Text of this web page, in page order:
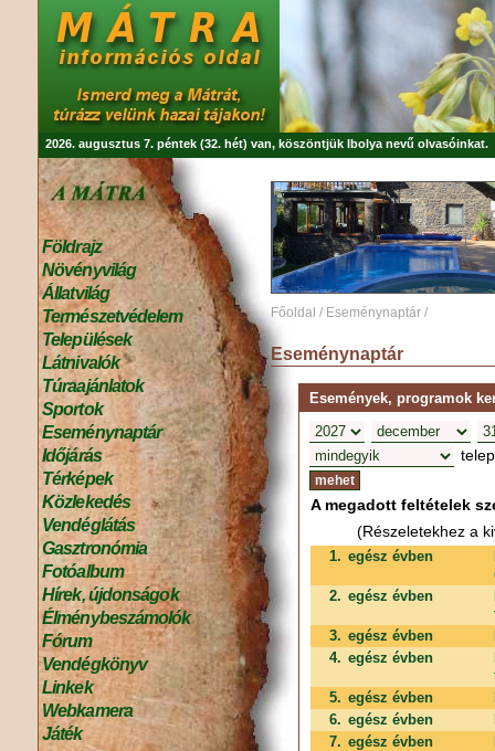
2026. augusztus 7. péntek (32. hét) van, köszöntjük Ibolya nevű olvasóinkat.
Földrajz
Növényvilág
Állatvilág
Természetvédelem
Települések
Látnivalók
Túraajánlatok
Sportok
Eseménynaptár
Időjárás
Térképek
Közlekedés
Vendéglátás
Gasztronómia
Fotóalbum
Hírek, újdonságok
Élménybeszámolók
Fórum
Vendégkönyv
Linkek
Webkamera
Játék
Főoldal / Eseménynaptár /
Eseménynaptár
Események, programok
A megadott feltételek
(Részeletekhez a
1. egész évben
2. egész évben
3. egész évben
4. egész évben
5. egész évben
6. egész évben
7. egész évben